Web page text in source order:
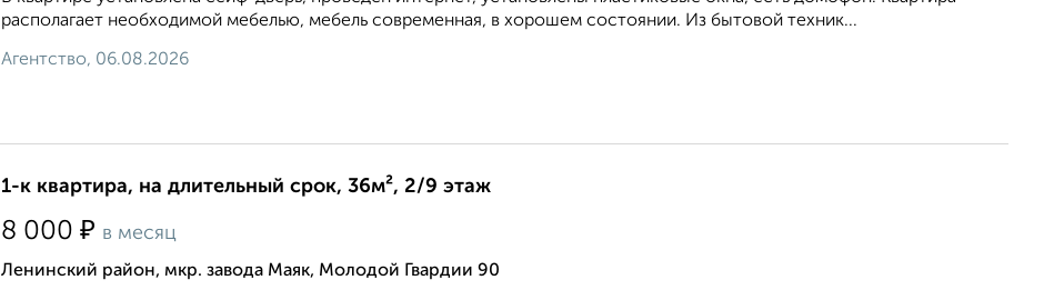
располагает необходимой мебелью, мебель современная, в хорошем состоянии. Из бытовой техник...
Агентство, 06.08.2026
1-к квартира, на длительный срок, 36м², 2/9 этаж
8 000 ₽ в месяц
Ленинский район, мкр. завода Маяк, Молодой Гвардии 90